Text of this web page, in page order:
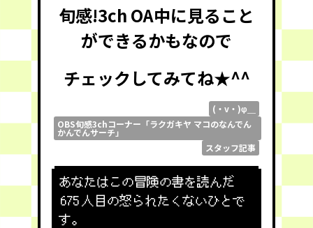
旬感!3ch OA中に見ること
ができるかもなので
チェックしてみてね★^^
(・v・)φ＿
OBS旬感3chコーナー「ラクガキヤ マコのなんでん
かんでんサーチ」
スタッフ記事
あなたはこの冒険の書を読んだ
675 人目の怒られたくないひとで
す。